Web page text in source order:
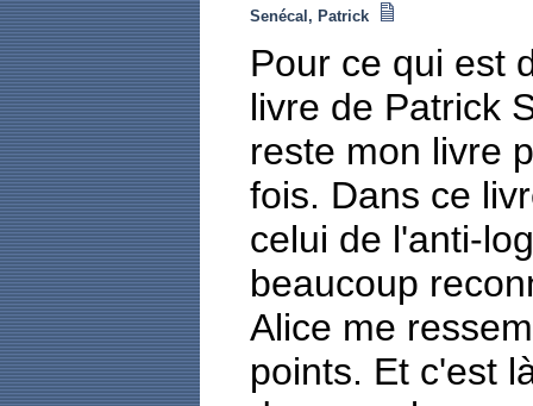
Senécal, Patrick
Pour ce qui est
livre de Patrick
reste mon livre
fois. Dans ce
celui de l'anti-
beaucoup
Alice me
points. Et c'est